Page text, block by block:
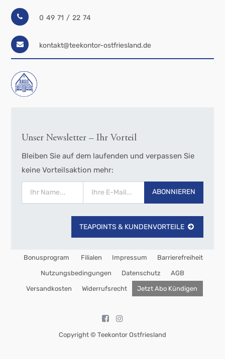
0 49 71 / 22 74
kontakt@teekontor-ostfriesland.de
Unser Newsletter – Ihr Vorteil
Bleiben Sie auf dem laufenden und verpassen Sie
keine Vorteilsaktion mehr:
ABONNIEREN
TEAPOINTS & KUNDENVORTEILE
Bonusprogram Filialen Impressum Barrierefreiheit
Nutzungsbedingungen Datenschutz AGB
Versandkosten Widerrufsrecht Jetzt Abo Kündigen
Copyright © Teekontor Ostfriesland